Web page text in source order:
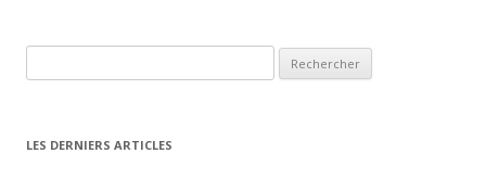
LES DERNIERS ARTICLES